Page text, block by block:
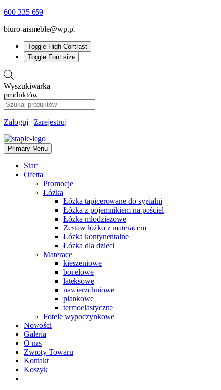
600 335 659
biuro-aismeble@wp.pl
Toggle High Contrast
Toggle Font size
Wyszukiwarka
produktów
Zaloguj | Zarejestruj
Primary Menu
Start
Oferta
Promocje
Łóżka
Łóżka tapicerowane do sypialni
Łóżka z pojemnikiem na pościel
Łóżka młodzieżowe
Zestaw łóżko z materacem
Łóżka kontynentalne
Łóżka dla dzieci
Materace
kieszeniowe
bonelowe
lateksowe
nawierzchniowe
piankowe
termoelastyczne
Fotele wypoczynkowe
Nowości
Galeria
O nas
Zwroty Towaru
Kontakt
Koszyk